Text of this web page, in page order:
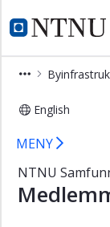
NTNU Hjemmeside
English
×
Beskyttelse
Byinfrastruktur
Medlemmer
Dumpet
ammunisjon
MENY
NTNU